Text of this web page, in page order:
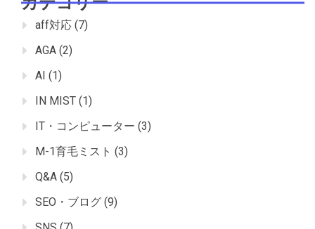
aff対応 (7)
AGA (2)
AI (1)
IN MIST (1)
IT・コンピューター (3)
M-1育毛ミスト (3)
Q&A (5)
SEO・ブログ (9)